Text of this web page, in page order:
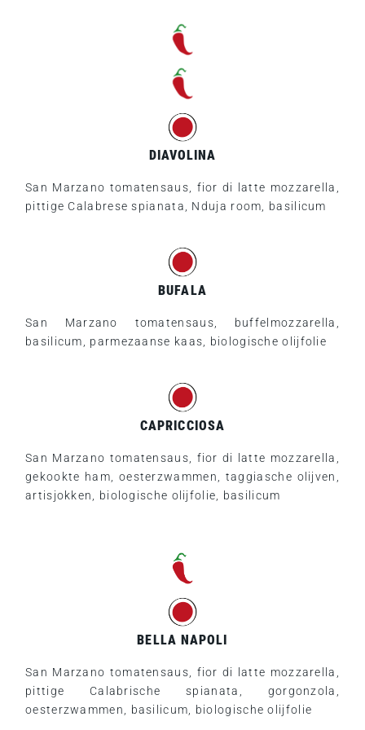
DIAVOLINA
San Marzano tomatensaus, fior di latte mozzarella,
pittige Calabrese spianata, Nduja room, basilicum
BUFALA
San Marzano tomatensaus, buffelmozzarella,
basilicum, parmezaanse kaas, biologische olijfolie
CAPRICCIOSA
San Marzano tomatensaus, fior di latte mozzarella,
gekookte ham, oesterzwammen, taggiasche olijven,
artisjokken, biologische olijfolie, basilicum
BELLA NAPOLI
San Marzano tomatensaus, fior di latte mozzarella,
pittige Calabrische spianata, gorgonzola,
oesterzwammen, basilicum, biologische olijfolie